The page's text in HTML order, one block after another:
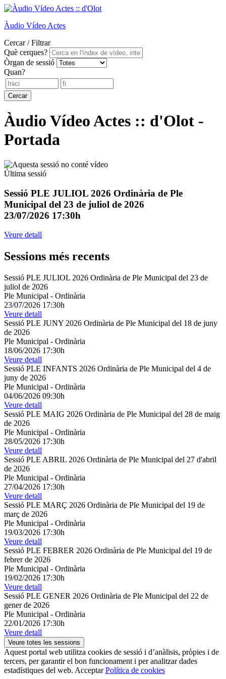
Àudio Vídeo Actes
Cercar / Filtrar
Què cerques?
Òrgan de sessió
Quan?
Cercar
Àudio Vídeo Actes :: d'Olot -
Portada
Última sessió
Sessió PLE JULIOL 2026 Ordinària de Ple
Municipal del 23 de juliol de 2026
23/07/2026 17:30h
Veure detall
Sessions més recents
Sessió PLE JULIOL 2026 Ordinària de Ple Municipal del 23 de
juliol de 2026
Ple Municipal - Ordinària
23/07/2026 17:30h
Veure detall
Sessió PLE JUNY 2026 Ordinària de Ple Municipal del 18 de juny
de 2026
Ple Municipal - Ordinària
18/06/2026 17:30h
Veure detall
Sessió PLE INFANTS 2026 Ordinària de Ple Municipal del 4 de
juny de 2026
Ple Municipal - Ordinària
04/06/2026 09:30h
Veure detall
Sessió PLE MAIG 2026 Ordinària de Ple Municipal del 28 de maig
de 2026
Ple Municipal - Ordinària
28/05/2026 17:30h
Veure detall
Sessió PLE ABRIL 2026 Ordinària de Ple Municipal del 27 d'abril
de 2026
Ple Municipal - Ordinària
27/04/2026 17:30h
Veure detall
Sessió PLE MARÇ 2026 Ordinària de Ple Municipal del 19 de
març de 2026
Ple Municipal - Ordinària
19/03/2026 17:30h
Veure detall
Sessió PLE FEBRER 2026 Ordinària de Ple Municipal del 19 de
febrer de 2026
Ple Municipal - Ordinària
19/02/2026 17:30h
Veure detall
Sessió PLE GENER 2026 Ordinària de Ple Municipal del 22 de
gener de 2026
Ple Municipal - Ordinària
22/01/2026 17:30h
Veure detall
Veure totes les sessions
Aquest portal web utilitza cookies de sessió i d’anàlisis, pròpies i de
tercers, per garantir el bon funcionament i per analitzar dades
estadístiques del web. Acceptar Política de cookies